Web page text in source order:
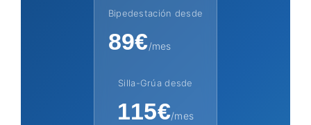
Bipedestación desde
89€/mes
Silla-Grúa desde
115€/mes